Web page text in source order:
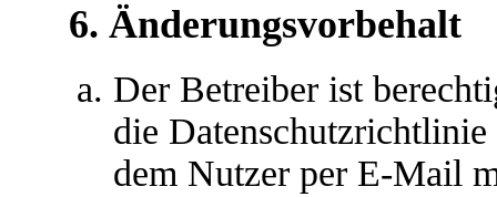
6. Änderungsvorbehalt
Der Betreiber ist
die
dem Nutzer per E-Mail